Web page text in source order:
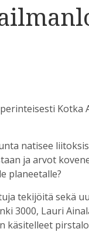
Kotka
natisee
ja arvot
planeetalle?
tekijöitä sekä
3000, Lauri
käsitelleet